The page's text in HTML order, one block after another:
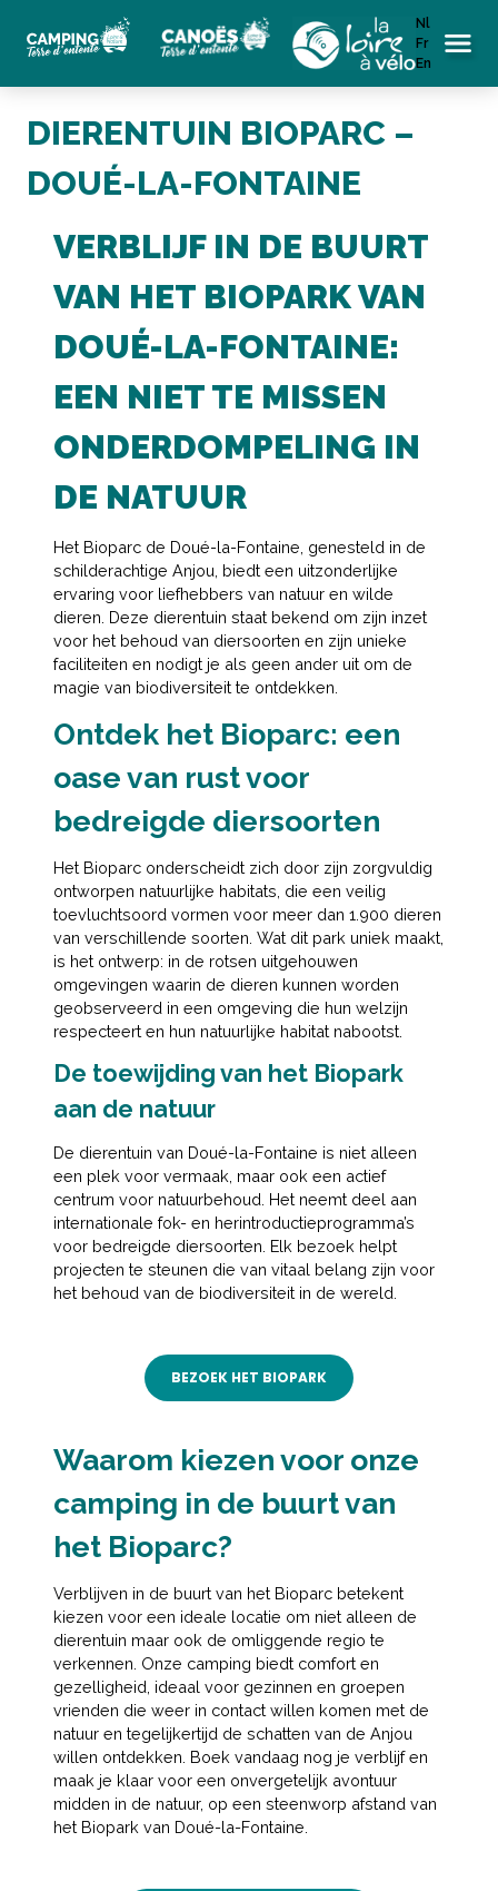
Nl
Fr
En
DIERENTUIN BIOPARC –
DOUÉ-LA-FONTAINE
VERBLIJF IN DE BUURT
VAN HET BIOPARK VAN
DOUÉ-LA-FONTAINE:
EEN NIET TE MISSEN
ONDERDOMPELING IN
DE NATUUR
Het Bioparc de Doué-la-Fontaine, genesteld in de
schilderachtige Anjou, biedt een uitzonderlijke
ervaring voor liefhebbers van natuur en wilde
dieren. Deze dierentuin staat bekend om zijn inzet
voor het behoud van diersoorten en zijn unieke
faciliteiten en nodigt je als geen ander uit om de
magie van biodiversiteit te ontdekken.
Ontdek het Bioparc: een
oase van rust voor
bedreigde diersoorten
Het Bioparc onderscheidt zich door zijn zorgvuldig
ontworpen natuurlijke habitats, die een veilig
toevluchtsoord vormen voor meer dan 1.900 dieren
van verschillende soorten. Wat dit park uniek maakt,
is het ontwerp: in de rotsen uitgehouwen
omgevingen waarin de dieren kunnen worden
geobserveerd in een omgeving die hun welzijn
respecteert en hun natuurlijke habitat nabootst.
De toewijding van het Biopark
aan de natuur
De dierentuin van Doué-la-Fontaine is niet alleen
een plek voor vermaak, maar ook een actief
centrum voor natuurbehoud. Het neemt deel aan
internationale fok- en herintroductieprogramma’s
voor bedreigde diersoorten. Elk bezoek helpt
projecten te steunen die van vitaal belang zijn voor
het behoud van de biodiversiteit in de wereld.
BEZOEK HET BIOPARK
Waarom kiezen voor onze
camping in de buurt van
het Bioparc?
Verblijven in de buurt van het Bioparc betekent
kiezen voor een ideale locatie om niet alleen de
dierentuin maar ook de omliggende regio te
verkennen. Onze camping biedt comfort en
gezelligheid, ideaal voor gezinnen en groepen
vrienden die weer in contact willen komen met de
natuur en tegelijkertijd de schatten van de Anjou
willen ontdekken. Boek vandaag nog je verblijf en
maak je klaar voor een onvergetelijk avontuur
midden in de natuur, op een steenworp afstand van
het Biopark van Doué-la-Fontaine.